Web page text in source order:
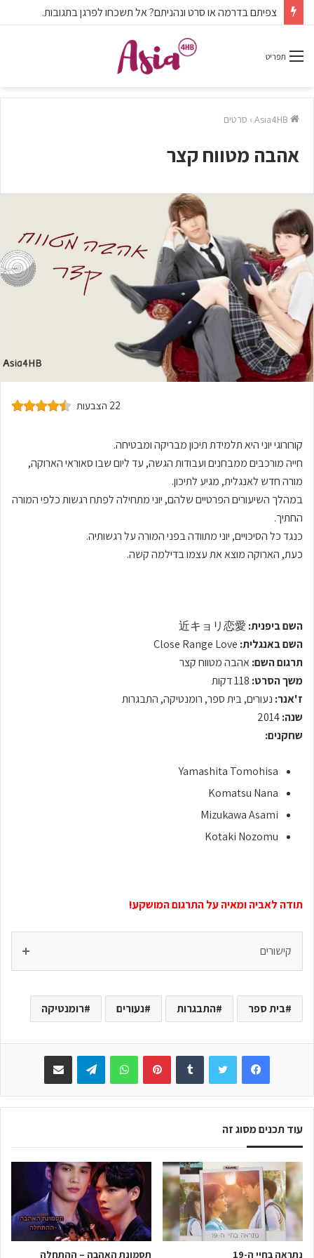
צפיתם בדרמה או סרט ונהניתם? אל תשכחו לפרגן בתגובות.
תפריט
› סרטים
אהבה מטווח קצר
22 הצבעות
קורורוגי יוני היא תלמידת תיכון מבריקה ומבטיחה.
חייה מורכבים ממבחנים ועבודות הגשה, עד ליום שבו סאוראי הארוקה,
מורה חדש לאנגלית, מגיע לתיכון.
במהלך השיעורים הפרטיים שלהם, יוני מתחילה לפתח רגשות כלפי המורה
החתיך.
כנגד כל הסיכויים, יוני מתוודה בפני המורה על רגשותיה.
כעת, הארוקה מוצא את עצמו בדילמה קשה.
השם ביפנית: 近キョリ恋愛
השם באנגלית:
תרגום השם:אהבה מטווח קצר
משך הסרט:
ז'אנר: נעורים, בית ספר, רומנטיקה, התבגרות
שנה:
שחקנים:
Yamashita Tomohisa
Komatsu Nana
Mizukawa Asami
Kotaki Nozomu
תודה לאביה ומאיה על התרגום המושקע!
קישורים
בית ספר התבגרות נעורים רומנטיקה
Facebook
WhatsApp
Telegram
עוד תכנים מסוג זה
נתראה בחיי ה-19 תסמונת האהבה – ההתחלה